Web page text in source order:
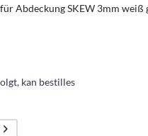
Abdeckung SKEW 3mm weiß
kan bestilles